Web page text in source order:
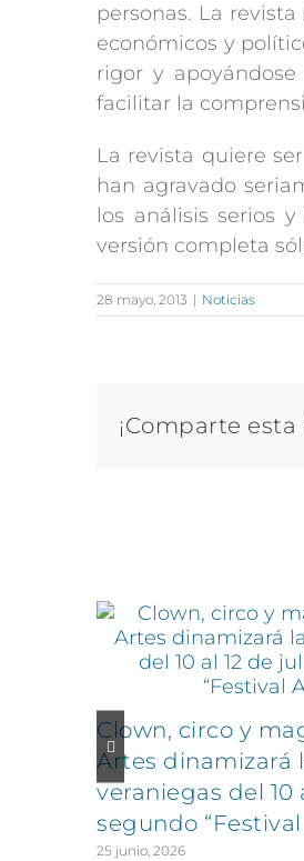
personas. La
económicos y
rigor y
facilitar la
La revista quiere
han agravado
los análisis serios
versión completa
28 mayo, 2013 | Noticias
¡Comparte
Clown, circo y
Artes dinamizará
veraniegas del 10
segundo
25 junio, 2026